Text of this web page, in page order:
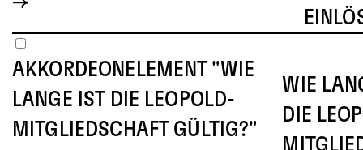
WIE
DIE
AKKORDEONELEMENT "WIE
LANGE IST DIE LEOPOLD-
MITGLIEDSCHAFT GÜLTIG?"